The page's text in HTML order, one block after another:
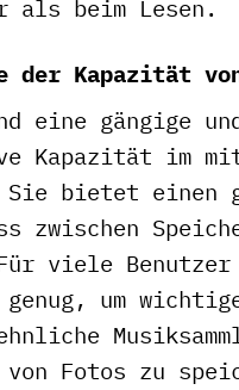
als beim Lesen.
der Kapazität
eine gängige
Kapazität im
Sie bietet einen
zwischen
viele
um
von Fotos zu